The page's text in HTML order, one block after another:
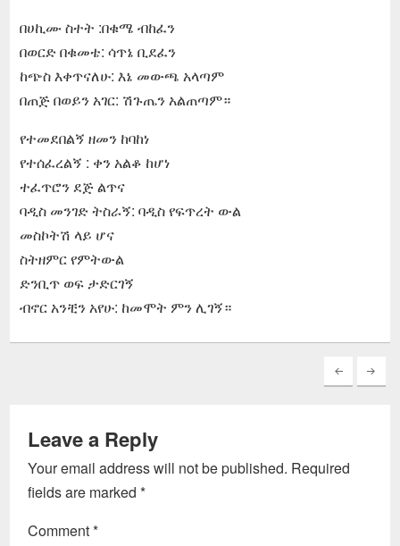
በሀኪሙ ስተት :በቁሜ ብከፈን
በወርድ በቁመቴ: ሳጥኔ ቢደፈን
ከጭስ እቀጥናለሁ: እኔ መውጫ አላጣም
በጠጅ በወይን አገር: ሽጉጤን አልጠጣም።
የተመደበልኝ ዘመን ከባከነ
የተሰፈረልኝ : ቀን አልቆ ከሆነ
ተፈጥሮን ደጅ ልጥና
ባዲስ መንገድ ትስራኝ: ባዲስ የፍጥረት ውል
መስኮትሽ ላይ ሆና
ስትዘምር የምትውል
ድንቢጥ ወፍ ታድርገኝ
ብኖር አንቺን አየሁ: ከመሞት ምን ሊገኝ።
Leave a Reply
Your email address will not be published. Required
fields are marked*
Comment*